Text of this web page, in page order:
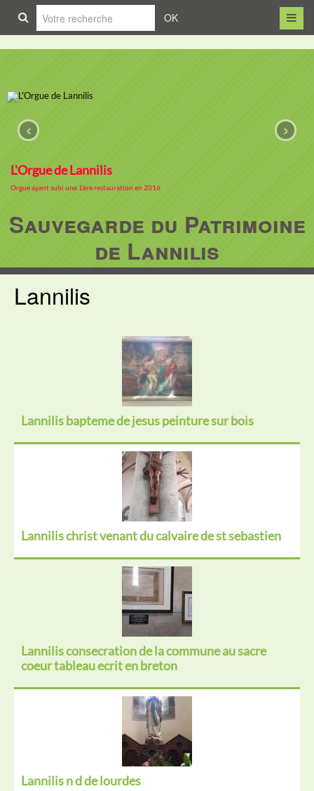
OK
L'Orgue de Lannilis
Orgue ayant subi une 1ère restauration en 2016
‹ ›
Sauvegarde du Patrimoine
de Lannilis
Lannilis
Lannilis bapteme de jesus peinture sur bois
Lannilis christ venant du calvaire de st sebastien
Lannilis consecration de la commune au sacre
coeur tableau ecrit en breton
Lannilis n d de lourdes